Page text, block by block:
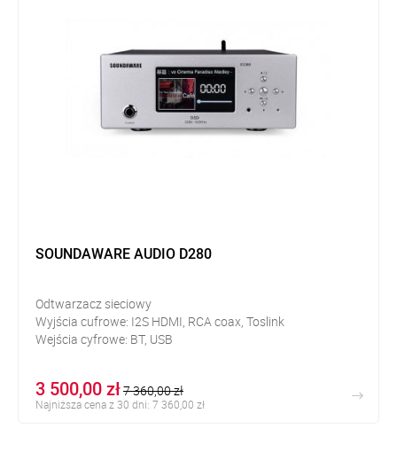
SOUNDAWARE AUDIO D280
Odtwarzacz sieciowy
Wyjścia cufrowe: I2S HDMI, RCA coax, Toslink
Wejścia cyfrowe: BT, USB
3 500,00 zł7 360,00 zł
Najniższa cena z 30 dni: 7 360,00 zł